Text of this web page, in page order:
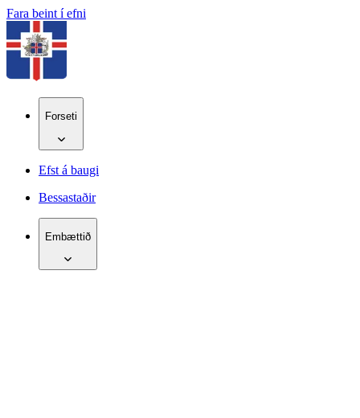
Fara beint í efni
Forseti
Efst á baugi
Bessastaðir
Embættið